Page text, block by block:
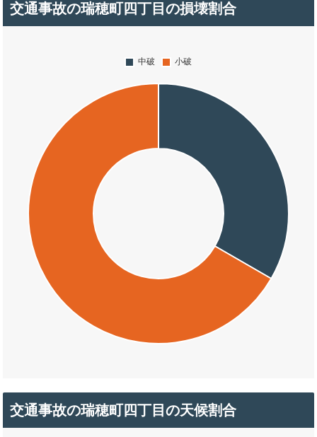
交通事故の瑞穂町四丁目の損壊割合
交通事故の瑞穂町四丁目の天候割合